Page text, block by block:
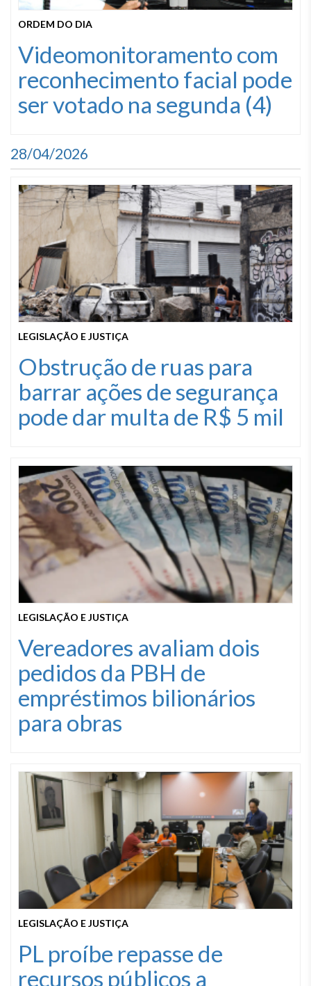
ORDEM DO DIA
Videomonitoramento com
reconhecimento facial pode
ser votado na segunda (4)
28/04/2026
LEGISLAÇÃO E JUSTIÇA
Obstrução de ruas para
barrar ações de segurança
pode dar multa de R$ 5 mil
LEGISLAÇÃO E JUSTIÇA
Vereadores avaliam dois
pedidos da PBH de
empréstimos bilionários
para obras
LEGISLAÇÃO E JUSTIÇA
PL proíbe repasse de
recursos públicos a